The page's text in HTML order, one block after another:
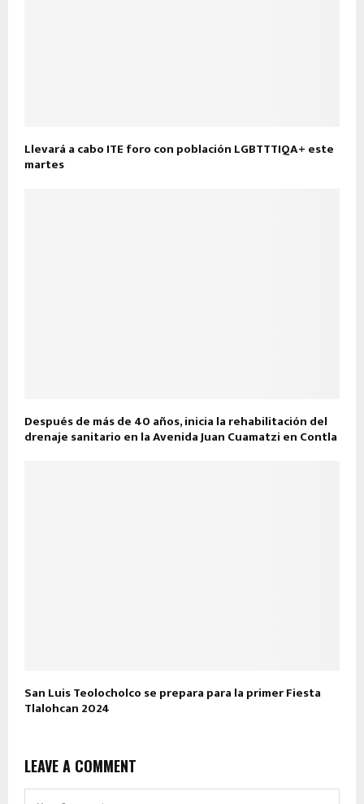
Llevará a cabo ITE foro con población LGBTTTIQA+ este
martes
Después de más de 40 años, inicia la rehabilitación del
drenaje sanitario en la Avenida Juan Cuamatzi en Contla
San Luis Teolocholco se prepara para la primer Fiesta
Tlalohcan 2024
LEAVE A COMMENT